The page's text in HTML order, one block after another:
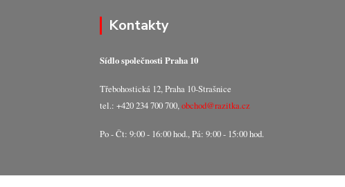
Kontakty
Sídlo společnosti Praha 10
Třebohostická 12, Praha 10-Strašnice
tel.: +420 234 700 700,obchod@razitka.cz
Po - Čt: 9:00 - 16:00 hod., Pá: 9:00 - 15:00 hod.